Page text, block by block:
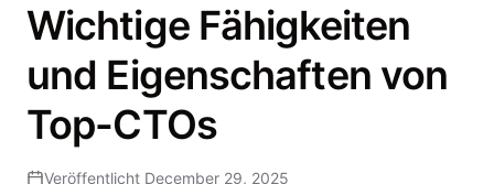
Wichtige Fähigkeiten
und Eigenschaften von
Top-CTOs
Veröffentlicht December 29, 2025